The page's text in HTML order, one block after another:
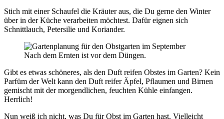
Stich mit einer Schaufel die Kräuter aus, die Du gerne den Winter
über in der Küche verarbeiten möchtest. Dafür eignen sich
Schnittlauch, Petersilie und Koriander.
Nach dem Ernten ist vor dem Düngen.
Gibt es etwas schöneres, als den Duft reifen Obstes im Garten? Kein
Parfüm der Welt kann den Duft reifer Äpfel, Pflaumen und Birnen
gemischt mit der morgendlichen, feuchten Kühle einfangen.
Herrlich!
Nun weiß ich nicht, was Du für Obst im Garten hast. Vielleicht